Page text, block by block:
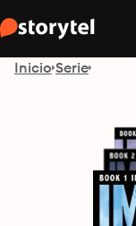
Inicio Serie